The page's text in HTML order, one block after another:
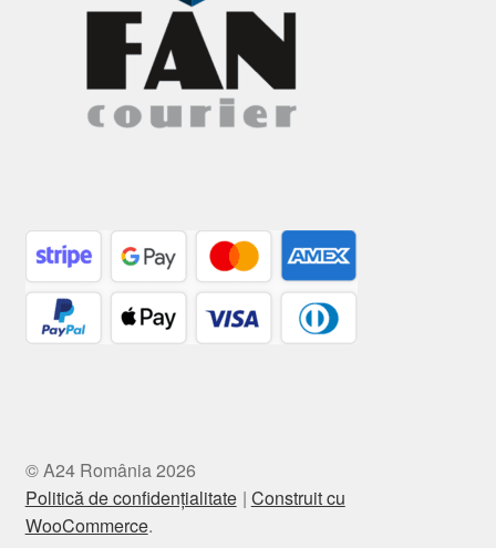
© A24 România 2026
Politică de confidențialitate Construit cu
WooCommerce.